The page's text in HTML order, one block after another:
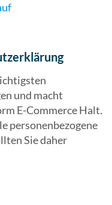
und macht
E-Commerce Halt.
personenbezogene
Sie daher